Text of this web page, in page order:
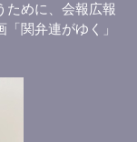
ために、会報広報
関弁連がゆく」